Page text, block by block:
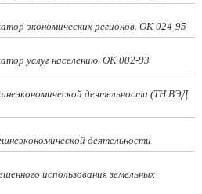
экономических регионов. ОК 024-95
услуг населению. ОК 002-93
деятельности (ТН ВЭД
деятельности
использования земельных